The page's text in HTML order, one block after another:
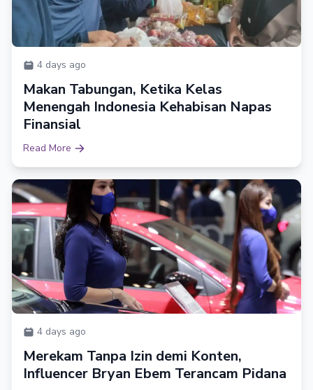
4 days ago
Makan Tabungan, Ketika Kelas
Menengah Indonesia Kehabisan Napas
Finansial
Read More
4 days ago
Merekam Tanpa Izin demi Konten,
Influencer Bryan Ebem Terancam Pidana